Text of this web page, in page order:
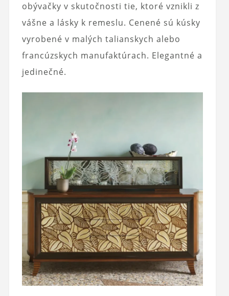
obývačky v skutočnosti tie, ktoré vznikli z
vášne a lásky k remeslu. Cenené sú kúsky
vyrobené v malých talianskych alebo
francúzskych manufaktúrach. Elegantné a
jedinečné.